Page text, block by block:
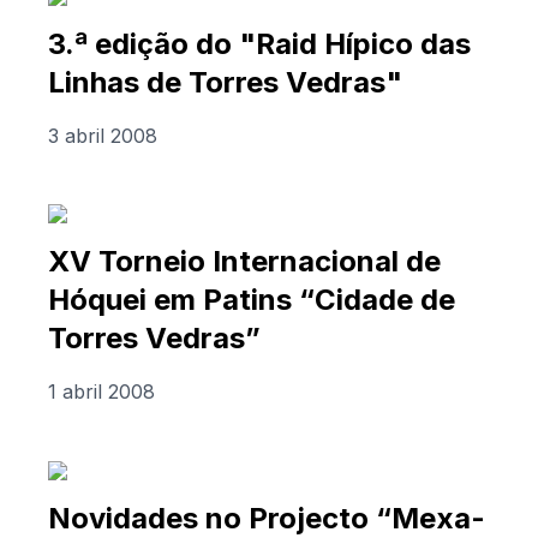
3.ª edição do "Raid Hípico das
Linhas de Torres Vedras"
3 abril 2008
XV Torneio Internacional de
Hóquei em Patins “Cidade de
Torres Vedras”
1 abril 2008
Novidades no Projecto “Mexa-